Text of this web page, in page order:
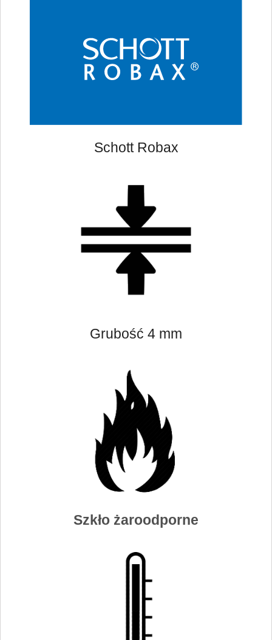
Schott Robax
Grubość 4 mm
Szkło żaroodporne